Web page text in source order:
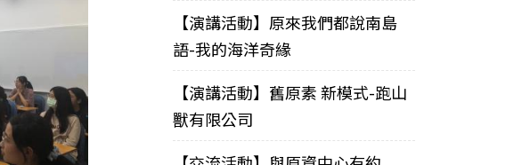
【演講活動】原來我們都說南島
語-我的海洋奇緣
【演講活動】舊原素 新模式-跑山
獸有限公司